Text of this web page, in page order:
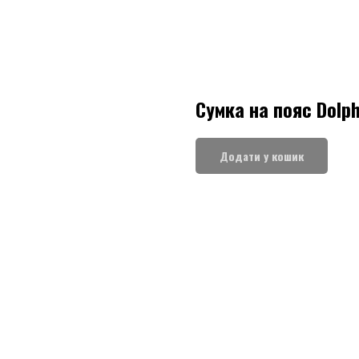
Сумка на пояс
Додати у кошик